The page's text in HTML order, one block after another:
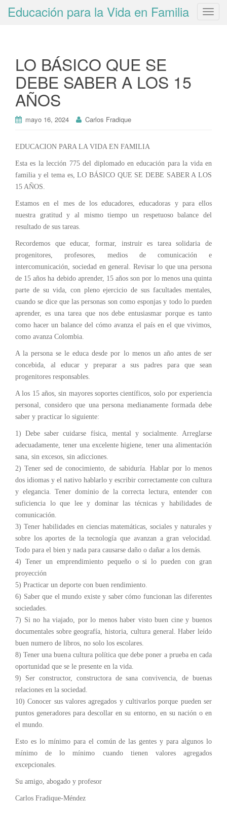
T
i
o
Educación para la Vida en Familia
LO BÁSICO QUE SE
DEBE SABER A LOS 15
AÑOS
mayo 16, 2024 Carlos Fradique
EDUCACION PARA LA VIDA EN FAMILIA
Esta es la lección 775 del diplomado en educación para la vida en
familia y el tema es, LO BÁSICO QUE SE DEBE SABER A LOS
15 AÑOS.
Estamos en el mes de los educadores, educadoras y para ellos
nuestra gratitud y al mismo tiempo un respetuoso balance del
resultado de sus tareas.
Recordemos que educar, formar, instruir es tarea solidaria de
progenitores, profesores, medios de comunicación e
intercomunicación, sociedad en general. Revisar lo que una persona
de 15 años ha debido aprender, 15 años son por lo menos una quinta
parte de su vida, con pleno ejercicio de sus facultades mentales,
cuando se dice que las personas son como esponjas y todo lo pueden
aprender, es una tarea que nos debe entusiasmar porque es tanto
como hacer un balance del cómo avanza el país en el que vivimos,
como avanza Colombia.
A la persona se le educa desde por lo menos un año antes de ser
concebida, al educar y preparar a sus padres para que sean
progenitores responsables.
A los 15 años, sin mayores soportes científicos, solo por experiencia
personal, considero que una persona medianamente formada debe
saber y practicar lo siguiente:
1) Debe saber cuidarse física, mental y socialmente. Arreglarse
adecuadamente, tener una excelente higiene, tener una alimentación
sana, sin excesos, sin adicciones.
2) Tener sed de conocimiento, de sabiduría. Hablar por lo menos
dos idiomas y el nativo hablarlo y escribir correctamente con cultura
y elegancia. Tener dominio de la correcta lectura, entender con
suficiencia lo que lee y dominar las técnicas y habilidades de
comunicación.
3) Tener habilidades en ciencias matemáticas, sociales y naturales y
sobre los aportes de la tecnología que avanzan a gran velocidad.
Todo para el bien y nada para causarse daño o dañar a los demás.
4) Tener un emprendimiento pequeño o si lo pueden con gran
proyección
5) Practicar un deporte con buen rendimiento.
6) Saber que el mundo existe y saber cómo funcionan las diferentes
sociedades.
7) Si no ha viajado, por lo menos haber visto buen cine y buenos
documentales sobre geografía, historia, cultura general. Haber leído
buen numero de libros, no solo los escolares.
8) Tener una buena cultura política que debe poner a prueba en cada
oportunidad que se le presente en la vida.
9) Ser constructor, constructora de sana convivencia, de buenas
relaciones en la sociedad.
10) Conocer sus valores agregados y cultivarlos porque pueden ser
puntos generadores para descollar en su entorno, en su nación o en
el mundo.
Esto es lo mínimo para el común de las gentes y para algunos lo
mínimo de lo mínimo cuando tienen valores agregados
excepcionales.
Su amigo, abogado y profesor
Carlos Fradique-Méndez